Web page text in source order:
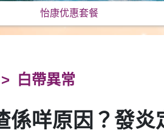
怡康优惠套餐
白帶異常
係咩原因？發